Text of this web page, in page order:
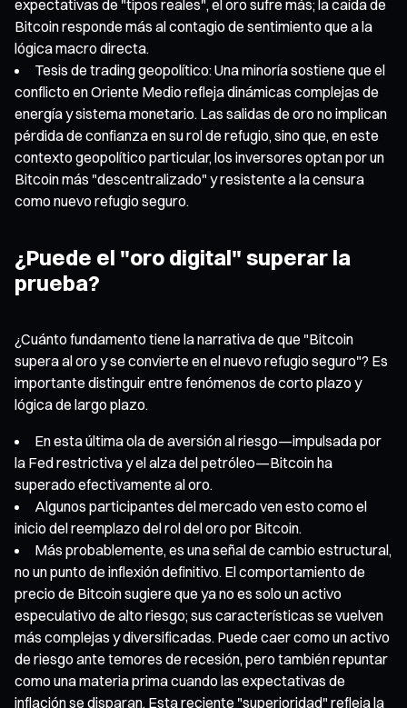
expectativas de "tipos reales", el oro sufre más; la caída de
Bitcoin responde más al contagio de sentimiento que a la
lógica macro directa.
Tesis de trading geopolítico: Una minoría sostiene que el
conflicto en Oriente Medio refleja dinámicas complejas de
energía y sistema monetario. Las salidas de oro no implican
pérdida de confianza en su rol de refugio, sino que, en este
contexto geopolítico particular, los inversores optan por un
Bitcoin más "descentralizado" y resistente a la censura
como nuevo refugio seguro.
¿Puede el "oro digital" superar la
prueba?
¿Cuánto fundamento tiene la narrativa de que "Bitcoin
supera al oro y se convierte en el nuevo refugio seguro"? Es
importante distinguir entre fenómenos de corto plazo y
lógica de largo plazo.
En esta última ola de aversión al riesgo—impulsada por
la Fed restrictiva y el alza del petróleo—Bitcoin ha
superado efectivamente al oro.
Algunos participantes del mercado ven esto como el
inicio del reemplazo del rol del oro por Bitcoin.
Más probablemente, es una señal de cambio estructural,
no un punto de inflexión definitivo. El comportamiento de
precio de Bitcoin sugiere que ya no es solo un activo
especulativo de alto riesgo; sus características se vuelven
más complejas y diversificadas. Puede caer como un activo
de riesgo ante temores de recesión, pero también repuntar
como una materia prima cuando las expectativas de
inflación se disparan. Esta reciente "superioridad" refleja la